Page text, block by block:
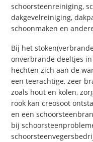
schoorsteenreiniging,
dakgevelreiniging,
schoonmaken en
Bij het
onverbrande deeltjes
hechten zich aan de
een teerachtige, zeer
zoals hout en kolen,
rook kan creosoot
en een
bij